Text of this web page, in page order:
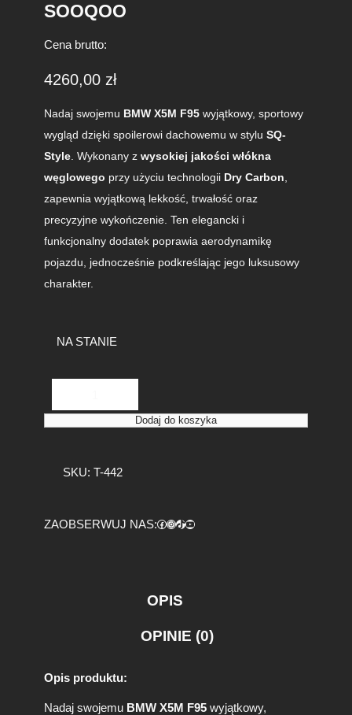
SOOQOO
Cena brutto:
4260,00 zł
Nadaj swojemu BMW X5M F95 wyjątkowy, sportowy
wygląd dzięki spoilerowi dachowemu w stylu SQ-
Style . Wykonany z wysokiej jakości włókna
węglowego przy użyciu technologii Dry Carbon
zapewnia wyjątkową lekkość, trwałość oraz
precyzyjne wykończenie. Ten elegancki i
funkcjonalny dodatek poprawia aerodynamikę
pojazdu, jednocześnie podkreślając jego luksusowy
charakter.
NA STANIE
o
9
S
p
Dodaj do koszyka
SKU: T-442
ZAOBSERWUJ NAS:Facebook https://www.instagram.com/tuningbaza.pl https://www.tiktok.com/@tuningbaza.pl YouTube
OPIS
OPINIE (0)
Opis produktu:
Nadaj swojemu BMW X5M F95 wyjątkowy,